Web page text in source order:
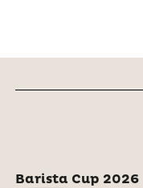
Barista Cup 2026